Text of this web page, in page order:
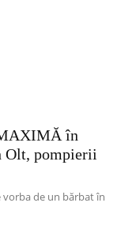
în
Olt, pompierii
vorba de un bărbat în